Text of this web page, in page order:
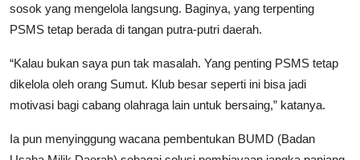
sosok yang mengelola langsung. Baginya, yang terpenting
PSMS tetap berada di tangan putra-putri daerah.
“Kalau bukan saya pun tak masalah. Yang penting PSMS tetap
dikelola oleh orang Sumut. Klub besar seperti ini bisa jadi
motivasi bagi cabang olahraga lain untuk bersaing,” katanya.
Ia pun menyinggung wacana pembentukan BUMD (Badan